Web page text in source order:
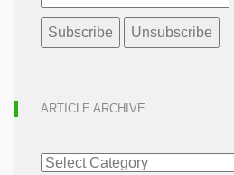
ARTICLE ARCHIVE
ARTICLE
ARCHIVE